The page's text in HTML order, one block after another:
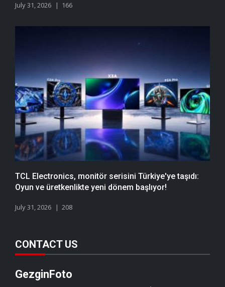
July 31, 2026 166
TCL Electronics, monitör serisini Türkiye'ye taşıdı:
Oyun ve üretkenlikte yeni dönem başlıyor!
July 31, 2026 208
CONTACT US
GezginFoto